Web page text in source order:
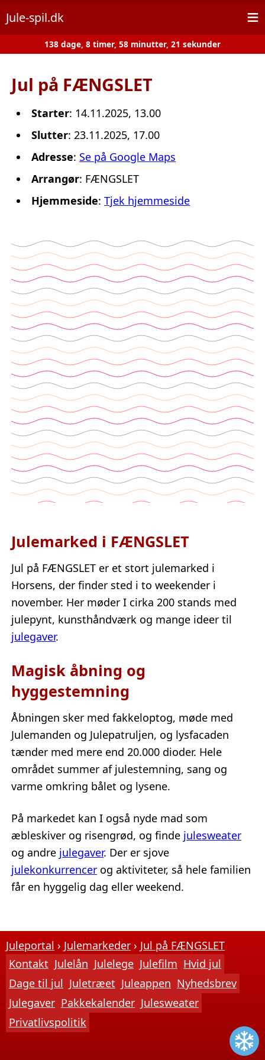
Jule-spil.dk ≡
138 dage, 8 timer, 58 minutter, 21 sekunder
Jul på FÆNGSLET
Starter: 14.11.2025, 13.00
Slutter: 23.11.2025, 17.00
Adresse: Se på Google Maps
Arrangør: FÆNGSLET
Hjemmeside:Tjek hjemmeside
Julemarked i FÆNGSLET
Jul på FÆNGSLET er et stort julemarked i
Horsens, der finder sted i to weekender i
november. Her møder I cirka 200 stands med
julepynt, kunsthåndværk og mange ideer til
julegaver.
Magisk åbning og
hyggestemning
Åbningen sker med fakkeloptog, møde med
Julemanden og Julepatruljen, og lysfacaden
tænder med mere end 20.000 dioder. Hele
området summer af julestemning, sang og
varme omkring bålet og lysene.
På markedet kan I også nyde mad som
æbleskiver og risengrød, og finde julesweater
og andre julegaver. Der er sjove
julekonkurrencer og aktiviteter, så hele familien
får en hyggelig dag eller weekend.
Juleportal Julemarkeder
Jul på FÆNGSLET
Kontakt Julelån Julelege Julefilm Hvid jul
Dage til jul Juletræet Juleappen Nyhedsbrev
Julegaver Pakkekalender Julesweater
Privatlivspolitik